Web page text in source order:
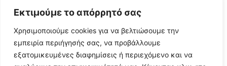
Εκτιμούμε το απόρρητό σας
Χρησιμοποιούμε cookies για να βελτιώσουμε την
εμπειρία περιήγησής σας, να προβάλλουμε
εξατομικευμένες διαφημίσεις ή περιεχόμενο και να